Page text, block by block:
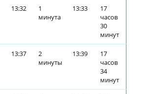
13:32
1
минута
13:33
17
часов
30
минут
13:37
2
минуты
13:39
17
часов
34
минут